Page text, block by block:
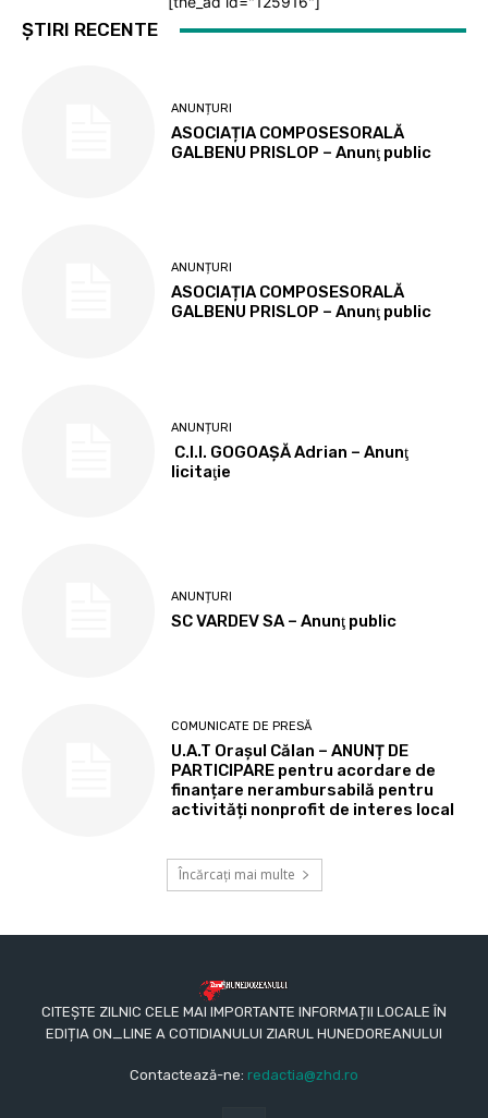
ȘTIRI RECENTE
ANUNȚURI
ASOCIAȚIA COMPOSESORALĂ
GALBENU PRISLOP – Anunţ public
ANUNȚURI
ASOCIAȚIA COMPOSESORALĂ
GALBENU PRISLOP – Anunţ public
ANUNȚURI
C.I.I. GOGOAŞĂ Adrian – Anunţ
licitaţie
ANUNȚURI
SC VARDEV SA – Anunţ public
COMUNICATE DE PRESĂ
U.A.T Orașul Călan – ANUNȚ DE
PARTICIPARE pentru acordare de
finanțare nerambursabilă pentru
activități nonprofit de interes local
Încărcați mai multe
CITEȘTE ZILNIC CELE MAI IMPORTANTE INFORMAȚII LOCALE ÎN
EDIȚIA ON_LINE A COTIDIANULUI ZIARUL HUNEDOREANULUI
Contactează-ne: redactia@zhd.ro